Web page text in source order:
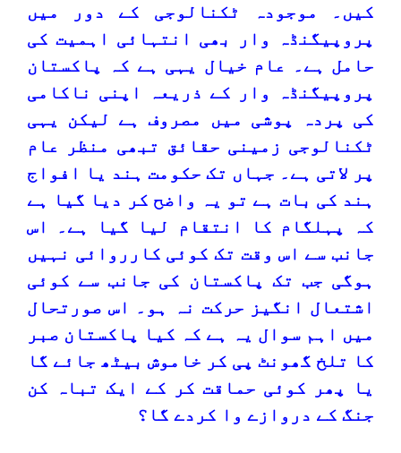
کیں۔ موجودہ ٹکنالوجی کے دور میں
پروپیگنڈہ وار بھی انتہائی اہمیت کی
حامل ہے۔ عام خیال یہی ہے کہ پاکستان
پروپیگنڈہ وار کے ذریعہ اپنی ناکامی
کی پردہ پوشی میں مصروف ہے لیکن یہی
ٹکنالوجی زمینی حقائق تبھی منظر عام
پر لاتی ہے۔ جہاں تک حکومت ہند یا افواج
ہند کی بات ہے تو یہ واضح کر دیا گیا ہے
کہ پہلگام کا انتقام لیا گیا ہے۔ اس
جانب سے اس وقت تک کوئی کارروائی نہیں
ہوگی جب تک پاکستان کی جانب سے کوئی
اشتعال انگیز حرکت نہ ہو۔ اس صورتحال
میں اہم سوال یہ ہے کہ کیا پاکستان صبر
کا تلخ گھونٹ پی کر خاموش بیٹھ جائے گا
یا پھر کوئی حماقت کر کے ایک تباہ کن
جنگ کے دروازے وا کردے گا؟